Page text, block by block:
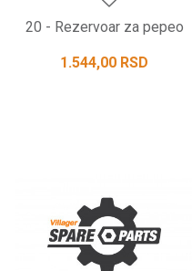
20 - Rezervoar za pepeo
1.544,00 RSD